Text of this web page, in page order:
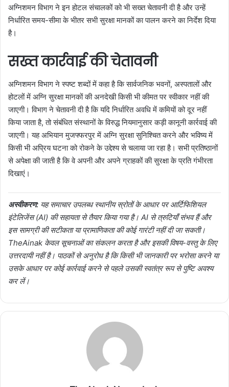
अग्निशमन विभाग ने इन होटल संचालकों को भी सख्त चेतावनी दी है और उन्हें
निर्धारित समय-सीमा के भीतर सभी सुरक्षा मानकों का पालन करने का निर्देश दिया
है।
सख्त कार्रवाई की चेतावनी
अग्निशमन विभाग ने स्पष्ट शब्दों में कहा है कि सार्वजनिक भवनों, अस्पतालों और
होटलों में अग्नि सुरक्षा मानकों की अनदेखी किसी भी कीमत पर स्वीकार नहीं की
जाएगी। विभाग ने चेतावनी दी है कि यदि निर्धारित अवधि में कमियों को दूर नहीं
किया जाता है, तो संबंधित संस्थानों के विरुद्ध नियमानुसार कड़ी कानूनी कार्रवाई की
जाएगी। यह अभियान मुजफ्फरपुर में अग्नि सुरक्षा सुनिश्चित करने और भविष्य में
किसी भी अप्रिय घटना को रोकने के उद्देश्य से चलाया जा रहा है। सभी प्रतिष्ठानों
से अपेक्षा की जाती है कि वे अपनी और अपने ग्राहकों की सुरक्षा के प्रति गंभीरता
दिखाएं।
अस्वीकरण: यह समाचार उपलब्ध स्थानीय स्रोतों के आधार पर आर्टिफिशियल
इंटेलिजेंस (AI) की सहायता से तैयार किया गया है। AI से त्रुटियाँ संभव हैं और
इस सामग्री की सटीकता या प्रामाणिकता की कोई गारंटी नहीं दी जा सकती।
TheAinak केवल सूचनाओं का संकलन करता है और इसकी विषय-वस्तु के लिए
उत्तरदायी नहीं है। पाठकों से अनुरोध है कि किसी भी जानकारी पर भरोसा करने या
उसके आधार पर कोई कार्रवाई करने से पहले उसकी स्वतंत्र रूप से पुष्टि अवश्य
कर लें।